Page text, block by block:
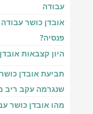
עבודה
אובדן כושר
פנסיה?
היון קצבאות
תביעת אובדן
שנגרמה עקב ריב
מהו אובדן כושר